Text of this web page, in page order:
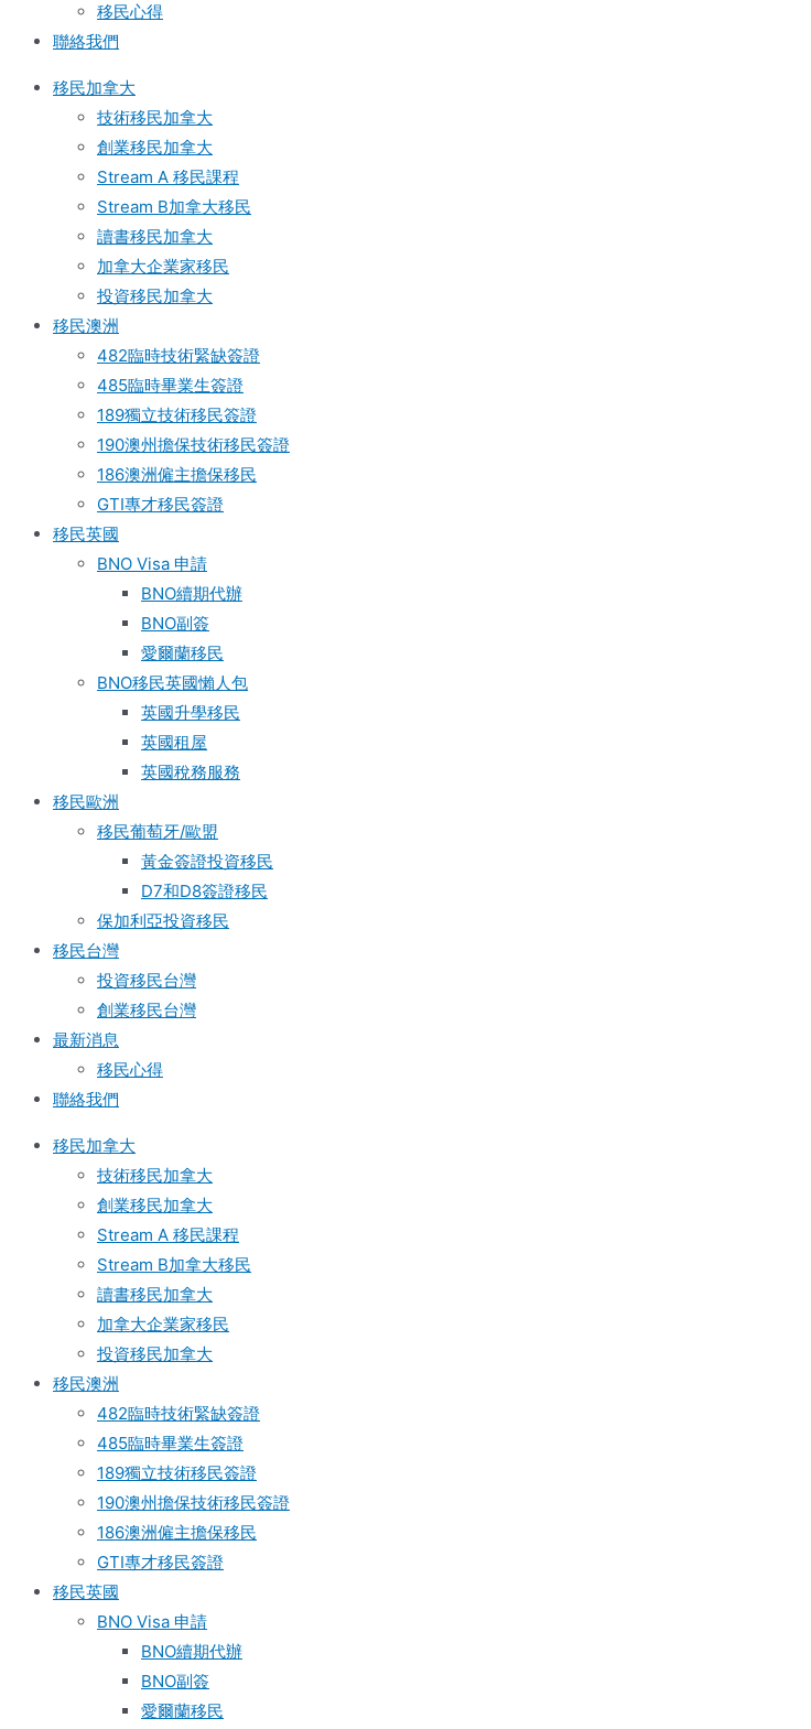
移民心得
聯絡我們
移民加拿大
技術移民加拿大
創業移民加拿大
Stream A 移民課程
Stream B加拿大移民
讀書移民加拿大
加拿大企業家移民
投資移民加拿大
移民澳洲
482臨時技術緊缺簽證
485臨時畢業生簽證
189獨立技術移民簽證
190澳州擔保技術移民簽證
186澳洲僱主擔保移民
GTI專才移民簽證
移民英國
BNO Visa 申請
BNO續期代辦
BNO副簽
愛爾蘭移民
BNO移民英國懶人包
英國升學移民
英國租屋
英國稅務服務​
移民歐洲
移民葡萄牙/歐盟
黃金簽證投資移民
D7和D8簽證移民
保加利亞投資移民
移民台灣
投資移民台灣
創業移民台灣
最新消息
移民心得
聯絡我們
移民加拿大
技術移民加拿大
創業移民加拿大
Stream A 移民課程
Stream B加拿大移民
讀書移民加拿大
加拿大企業家移民
投資移民加拿大
移民澳洲
482臨時技術緊缺簽證
485臨時畢業生簽證
189獨立技術移民簽證
190澳州擔保技術移民簽證
186澳洲僱主擔保移民
GTI專才移民簽證
移民英國
BNO Visa 申請
BNO續期代辦
BNO副簽
愛爾蘭移民